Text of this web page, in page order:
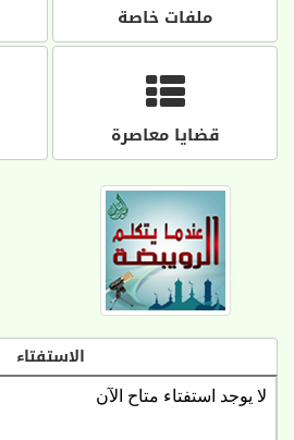
ملفات خاصة
قضايا معاصرة
الاستفتاء